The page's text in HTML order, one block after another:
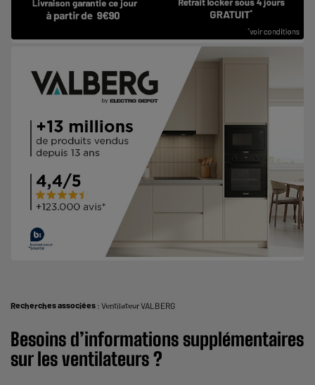
Recherches associées : Ventilateur VALBERG
Besoins d’informations supplémentaires
sur les ventilateurs ?